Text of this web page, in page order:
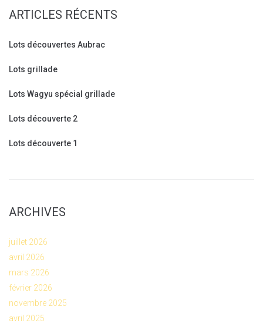
ARTICLES RÉCENTS
Lots découvertes Aubrac
Lots grillade
Lots Wagyu spécial grillade
Lots découverte 2
Lots découverte 1
ARCHIVES
juillet 2026
avril 2026
mars 2026
février 2026
novembre 2025
avril 2025